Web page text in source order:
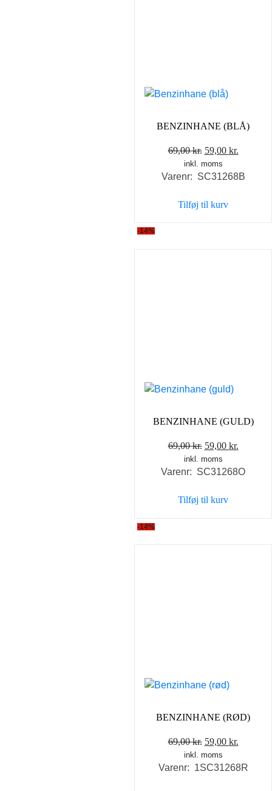
BENZINHANE (BLÅ)
69,00kr. Den
oprindelige
pris
69,00 kr..
59,00 kr.
pris
inkl. moms
Varenr: SC31268B
Tilføj til kurv
-14%
BENZINHANE (GULD)
69,00kr. Den
oprindelige
pris
69,00 kr..
59,00 kr.
pris
inkl. moms
Varenr: SC31268O
Tilføj til kurv
-14%
BENZINHANE (RØD)
69,00kr. Den
oprindelige
pris
59,00 kr.
pris
inkl. moms
Varenr: 1SC31268R